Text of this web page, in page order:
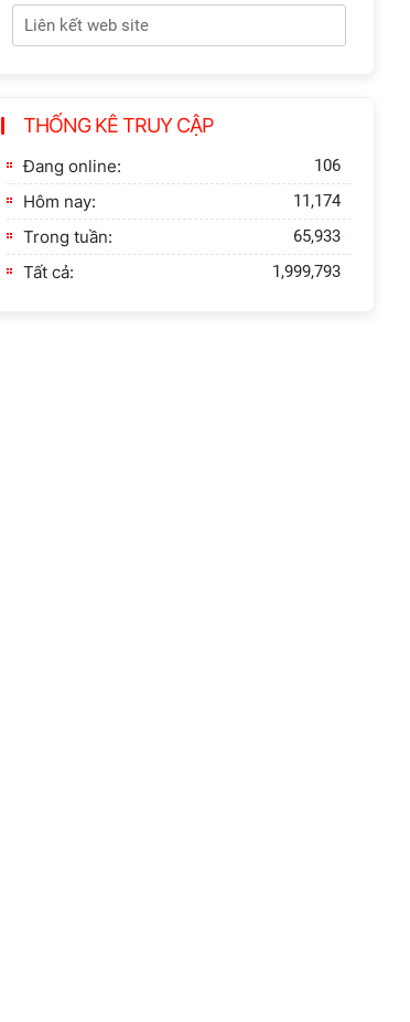
THỐNG KÊ TRUY CẬP
Đang online: 106
Hôm nay: 11,174
Trong tuần: 65,933
Tất cả: 1,999,793